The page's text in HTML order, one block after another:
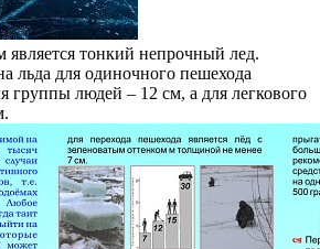
тонкий непрочный лед.
льда для одиночного пешехода
группы людей – 12 см, а для легкового